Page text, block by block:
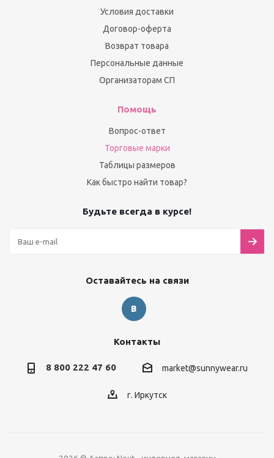
Условия доставки
Договор-оферта
Возврат товара
Персональные данные
Организаторам СП
Помощь
Вопрос-ответ
Торговые марки
Таблицы размеров
Как быстро найти товар?
Будьте всегда в курсе!
Оставайтесь на связи
Контакты
8 800 222 47 60 market@sunnywear.ru
г. Иркутск